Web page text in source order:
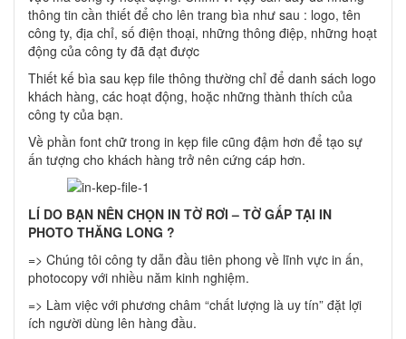
thông tin cần thiết để cho lên trang bìa như sau : logo, tên
công ty, địa chỉ, số điện thoại, những thông điệp, những hoạt
động của công ty đã đạt được
Thiết kế bìa sau kẹp file thông thường chỉ để danh sách logo
khách hàng, các hoạt động, hoặc những thành thích của
công ty của bạn.
Về phần font chữ trong in kẹp file cũng đậm hơn để tạo sự
ấn tượng cho khách hàng trở nên cứng cáp hơn.
LÍ DO BẠN NÊN CHỌN IN TỜ RƠI – TỜ GẤP TẠI IN
PHOTO THĂNG LONG ?
=> Chúng tôi công ty dẫn đầu tiên phong về lĩnh vực in ấn,
photocopy với nhiều năm kinh nghiệm.
=> Làm việc với phương châm “chất lượng là uy tín” đặt lợi
ích người dùng lên hàng đầu.